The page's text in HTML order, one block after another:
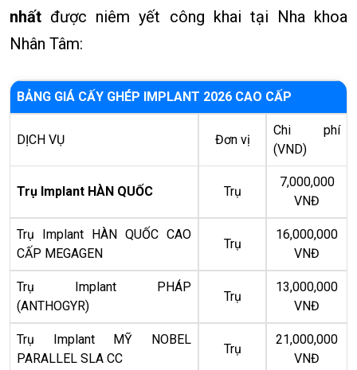
nhất được niêm yết công khai tại Nha khoa
Nhân Tâm:
BẢNG GIÁ CẤY GHÉP IMPLANT 2026 CAO CẤP
DỊCH VỤ Đơn vị
Chi phí
(VND)
Trụ Implant HÀN QUỐC Trụ
7,000,000
VNĐ
Trụ Implant HÀN QUỐC CAO
CẤP MEGAGEN
Trụ
16,000,000
VNĐ
Trụ Implant PHÁP
(ANTHOGYR)
Trụ
13,000,000
VNĐ
Trụ Implant MỸ NOBEL
PARALLEL SLA CC
Trụ
21,000,000
VNĐ